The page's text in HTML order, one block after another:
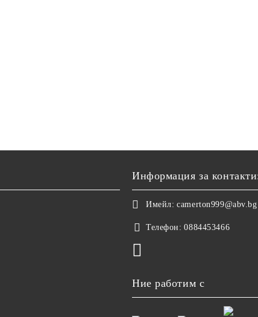
Информация за
Имейл: camerton999@abv.bg
Телефон: 0884453466
Ние работим с